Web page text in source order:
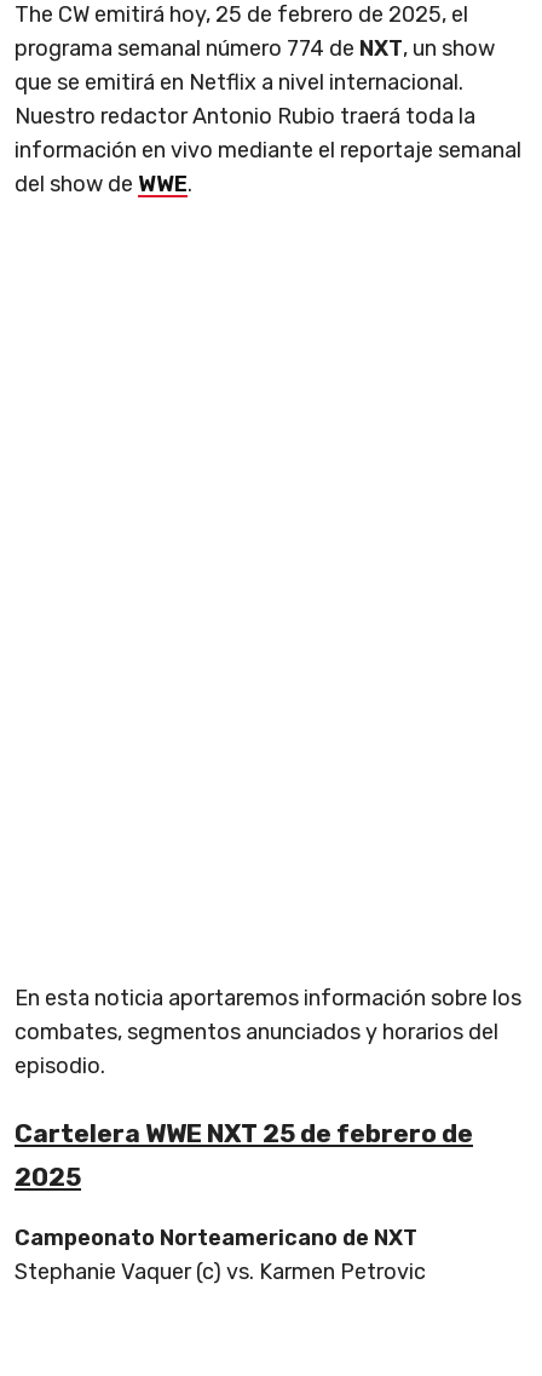
The CW emitirá hoy, 25 de febrero de 2025, el
programa semanal número 774 de NXT, un show
que se emitirá en Netflix a nivel internacional.
Nuestro redactor Antonio Rubio traerá toda la
información en vivo mediante el reportaje semanal
del show de WWE.
En esta noticia aportaremos información sobre los
combates, segmentos anunciados y horarios del
episodio.
Cartelera WWE NXT 25 de febrero de
2025
Campeonato Norteamericano de NXT
Stephanie Vaquer (c) vs. Karmen Petrovic